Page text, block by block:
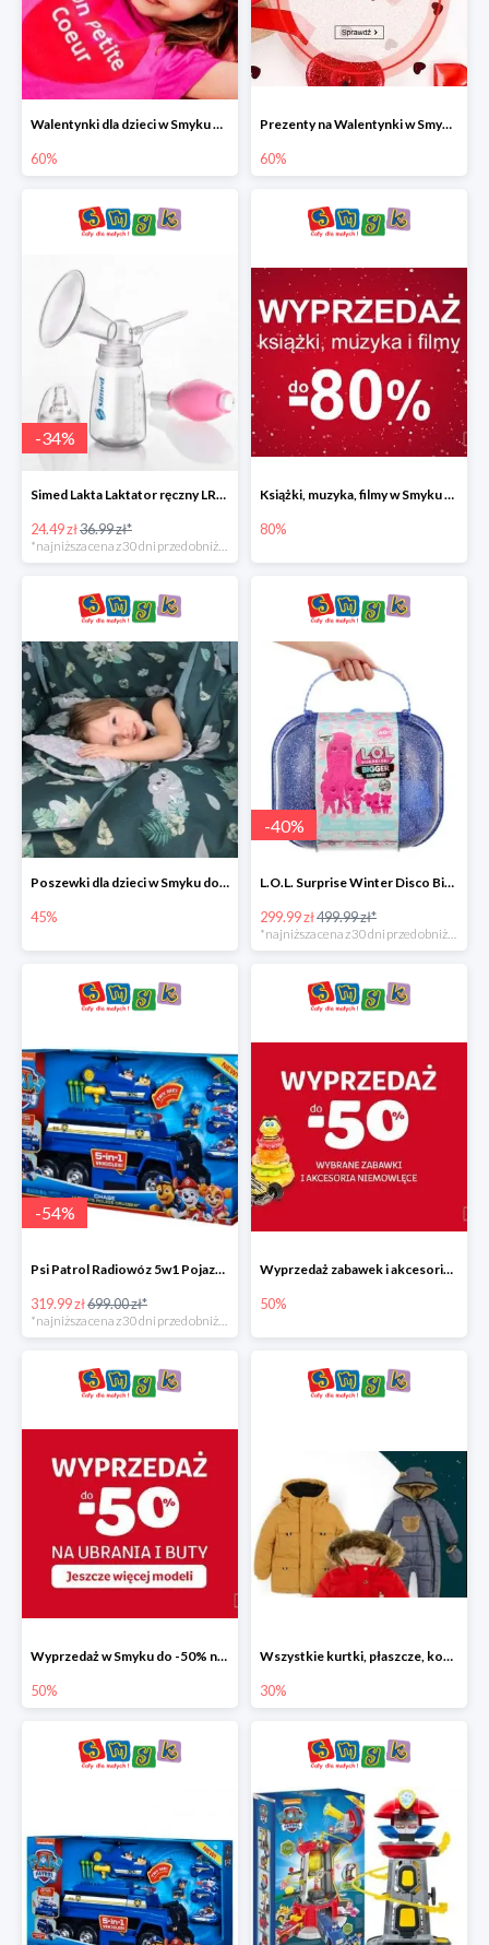
Walentynki dla dzieci w Smyku do -60%
60%
Prezenty na Walentynki w Smyku do -60%
60%
-34%
Simed Lakta Laktator ręczny LR-8 -34%
24.49 zł36.99 zł*
*najniższa cena z 30 dni przed obniżką
Książki, muzyka, filmy w Smyku do -80%
80%
Poszewki dla dzieci w Smyku do -45%
45%
-40%
L.O.L. Surprise Winter Disco Bigger Surprise Zestaw laleczek w walizce -40%
299.99 zł499.99 zł*
-54%
Psi Patrol Radiowóz 5w1 Pojazd ratunkowy z figurką Chase'a
319.99 zł699.00 zł*
Wyprzedaż zabawek i akcesoriów niemowlęcych w Smyku do -50%
50%
Wyprzedaż w Smyku do -50% na ubrania i buty
50%
Wszystkie kurtki, płaszcze, kombinezony i spodnie narciarskie -30%
30%